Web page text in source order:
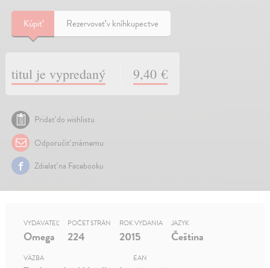
Kúpiť Rezervovať v kníhkupectve
titul je vypredaný 9,40 €
Pridať do wishlistu
Odporučiť známemu
Zdielať na Facebooku
VYDAVATEĽ
Omega
POČET STRÁN
224
ROK VYDANIA
2015
JAZYK
Čeština
VÄZBA EAN